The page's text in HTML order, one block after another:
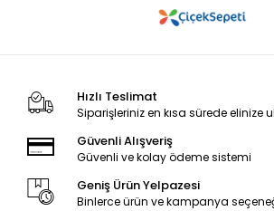
Hızlı Teslimat
Siparişleriniz en kısa sürede elinize
Güvenli Alışveriş
Güvenli ve kolay ödeme sistemi
Geniş Ürün Yelpazesi
Binlerce ürün ve kampanya